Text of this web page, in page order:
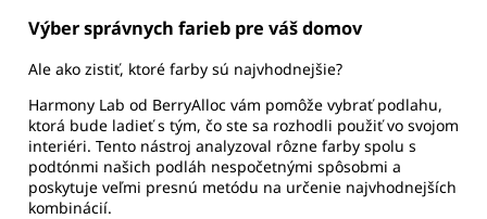
Výber správnych farieb pre váš domov
Ale ako zistiť, ktoré farby sú najvhodnejšie?
Harmony Lab od BerryAlloc vám pomôže vybrať podlahu,
ktorá bude ladieť s tým, čo ste sa rozhodli použiť vo svojom
interiéri. Tento nástroj analyzoval rôzne farby spolu s
podtónmi našich podláh nespočetnými spôsobmi a
poskytuje veľmi presnú metódu na určenie najvhodnejších
kombinácií.